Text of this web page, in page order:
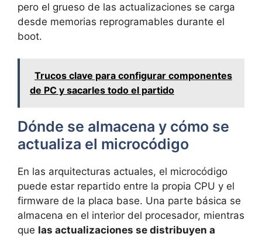
pero el grueso de las actualizaciones se carga
desde memorias reprogramables durante el
boot.
Trucos clave para configurar componentes
de PC y sacarles todo el partido
Dónde se almacena y cómo se
actualiza el microcódigo
En las arquitecturas actuales, el microcódigo
puede estar repartido entre la propia CPU y el
firmware de la placa base. Una parte básica se
almacena en el interior del procesador, mientras
que las actualizaciones se distribuyen a